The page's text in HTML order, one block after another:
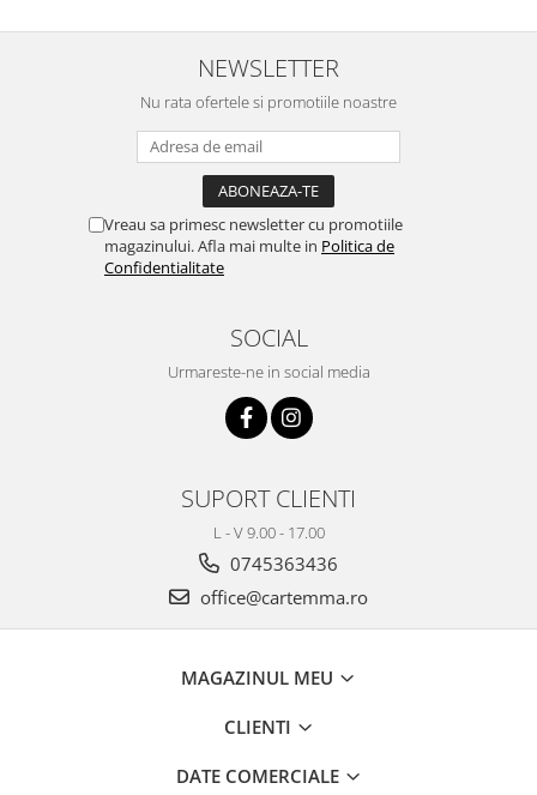
NEWSLETTER
Nu rata ofertele si promotiile noastre
Vreau sa primesc newsletter cu promotiile
magazinului. Afla mai multe in Politica de
Confidentialitate
SOCIAL
Urmareste-ne in social media
SUPORT CLIENTI
L - V 9.00 - 17.00
0745363436
office@cartemma.ro
MAGAZINUL MEU
CLIENTI
DATE COMERCIALE